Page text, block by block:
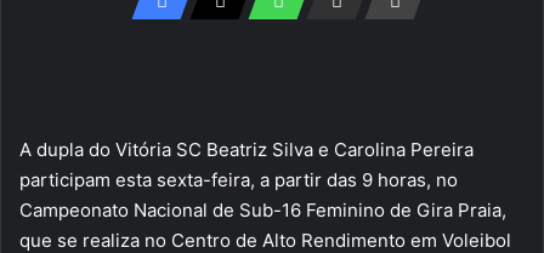
A dupla do Vitória SC Beatriz Silva e Carolina Pereira
participam esta sexta-feira, a partir das 9 horas, no
Campeonato Nacional de Sub-16 Feminino de Gira Praia,
que se realiza no Centro de Alto Rendimento em Voleibol